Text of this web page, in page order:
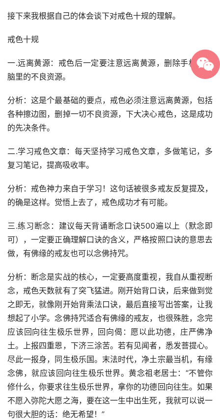
接下来我根据自己的体会谈下对戒色十规的理解。
戒色十规
一.远离黄源：戒色后一定要注意远离黄源，删除手机和电
脑里的不良资源。
分析：这是个最基础的要点，戒色必须注意远离黄源，包括
各种擦边图，删掉一切不良资源，下大决心戒色，这是成功
的先决条件。
二.学习戒色文章：每天坚持学习戒色文章，多做笔记，多
复习笔记，提高吸收率。
分析：戒色神力来自于学习！这句话被很多戒友反复提及，
的确是这样。觉悟上去了，戒色成功才有可能。
三.练习断念：建议每天背诵断念口诀500遍以上（默念即
可），一定要正确理解口诀的含义，严格按照口诀的意思去
做，有佛缘的戒友也可以念佛持咒。
分析：断念是实战的核心，一定要高度重视，我自从重视断
念，戒色天数就有了突飞猛进。刚开始背口诀，后来做到觉
之即无，就像刚开始背乘法口诀，最后直接写出答案，让我
想起了小学。念佛持咒适合有佛缘的戒友，也很殊胜，念完
应该回向往生极乐世界，回向偈：愿以此功德，庄严佛净
土。上报四重恩，下济三涂苦。若有见闻者，悉发菩提心。
尽此一报身，同生极乐国。末法时代，净土宗最当机，有缘
念佛，就应该回向往生极乐世界。黄念祖老居士：“不管你
修什么，你要求往生极乐世界，拿你的功德回向往生。如果
不愿入弥陀大愿之海，要在这一生中出生死，我就可以说一
句很大胆的话：绝无希望！”